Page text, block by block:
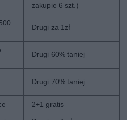
zakupie 6 szt.)
Drugi za 1zł
Drugi 60% taniej
Drugi 70% taniej
2+1 gratis